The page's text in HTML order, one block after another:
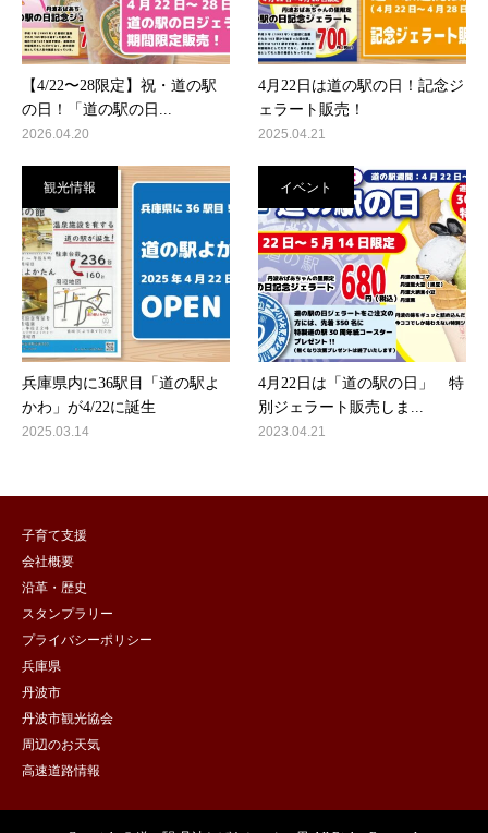
【4/22〜28限定】祝・道の駅
の日！「道の駅の日...
2026.04.20
4月22日は道の駅の日！記念ジ
ェラート販売！
2025.04.21
観光情報
兵庫県内に36駅目「道の駅よ
かわ」が4/22に誕生
2025.03.14
イベント
4月22日は「道の駅の日」 特
別ジェラート販売しま...
2023.04.21
子育て支援
会社概要
沿革・歴史
スタンプラリー
プライバシーポリシー
兵庫県
丹波市
丹波市観光協会
周辺のお天気
高速道路情報